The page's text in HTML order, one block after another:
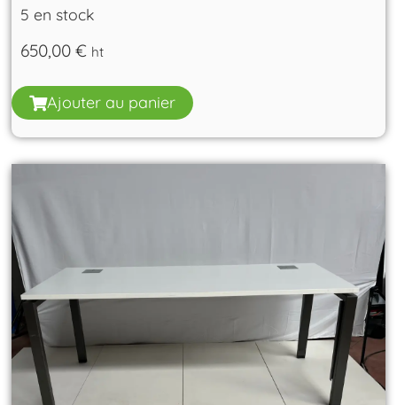
5 en stock
650,00€ ht
Ajouter au panier